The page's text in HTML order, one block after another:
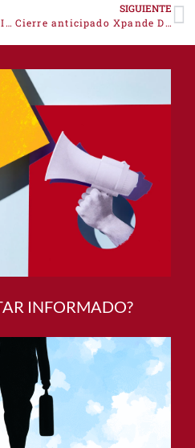
VISITA PROFESIONAL FERIA ANUGA 2025
SIGUIENTE
Cierre anticipado Xpande Digital 2025
INFORMADO?